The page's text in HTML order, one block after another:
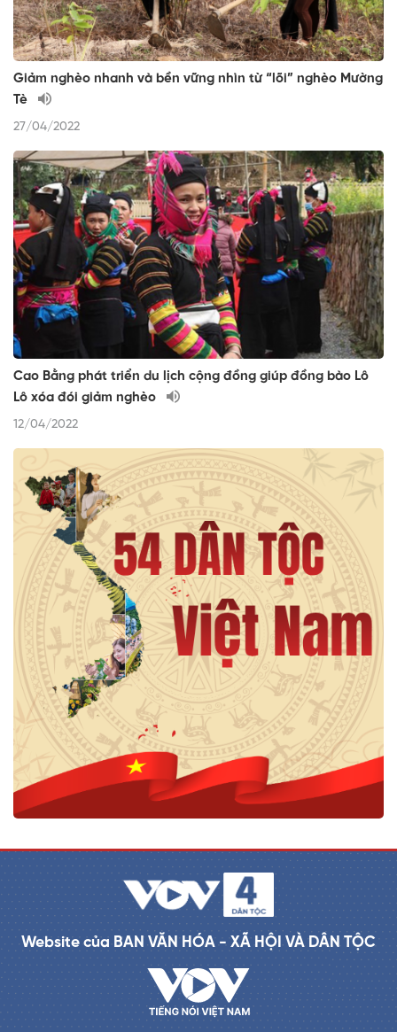
Giảm nghèo nhanh và bền vững nhìn từ “lõi” nghèo Mường
Tè
27/04/2022
Cao Bằng phát triển du lịch cộng đồng giúp đồng bào Lô
Lô xóa đói giảm nghèo
12/04/2022
Website của BAN VĂN HÓA - XÃ HỘI VÀ DÂN TỘC